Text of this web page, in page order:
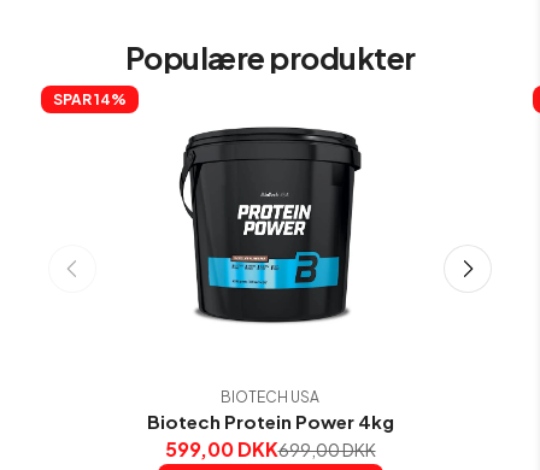
Populære produkter
SPAR 14%
BIOTECH USA
Biotech Protein Power 4kg
599,00 DKK699,00 DKK